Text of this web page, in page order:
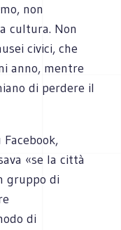
non
cultura. Non
civici, che
anno, mentre
di perdere il
«se la città
gruppo di
di